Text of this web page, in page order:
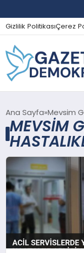
Gizlilik PolitikasıÇerez
GÜNDEM
EKONOMI
SPOR
MAGAZIN
Ana Sayfa Mevsim
MEVSIM